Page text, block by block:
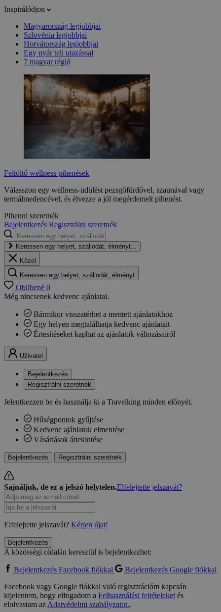
Inspirálódjon
Magyarország legjobbjai
Szlovénia legjobbjai
Horvátország legjobbjai
Egy nyár teli utazással
7 magyar régió
Feltöltő wellness pihenések
Válasszon egy wellness-üdülést pezsgőfürdővel, szaunával vagy
termálmedencével, és élvezze a jól megérdemelt pihenést.
Pihenni szeretnék
Bejelentkezés Regisztrálni szeretnék
Keressen egy helyet, szállodát, élményt...
Közel
Keressen egy helyet, szállodát, élményt
Oblíbené 0
Még nincsenek kedvenc ajánlatai.
Bármikor visszatérhet a mentett ajánlatokhoz
Egy helyen megtalálhatja kedvenc ajánlatait
Értesítéseket kaphat az ajánlatok változásairól
Uživatel
Bejelentkezés
Regisztrálni szeretnék
Jelentkezzen be és használja ki a Travelking minden előnyét.
Hűségpontok gyűjtése
Kedvenc ajánlatok elmentése
Vásárlások áttekintése
Bejelentkezés Regisztrálni szeretnék
Sajnáljuk, de ez a jelszó helytelen.Elfelejtette jelszavát?
Elfelejtette jelszavát? Kérjen újat!
Bejelentkezés
A közösségi oldalán keresztül is bejelentkezhet:
Bejelentkezés Facebook fiókkal
Bejelentkezés Google fiókkal
Facebook vagy Google fiókkal való regisztrációm kapcsán
kijelentem, hogy elfogadom a Felhasználási feltételeketés
elolvastam azAdatvédelmi szabályzatot..